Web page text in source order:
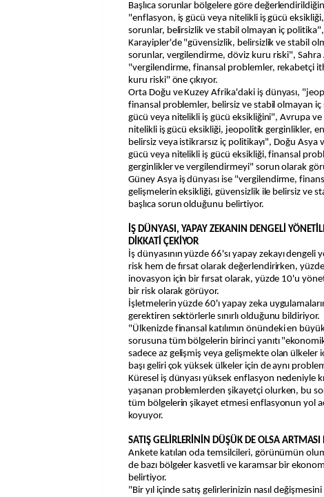
Başlıca sorunlar bölgelere göre
"enflasyon, iş gücü veya nitelikli iş gücü
sorunlar, belirsizlik ve stabil olmayan iç
Karayipler'de "güvensizlik, belirsizlik ve stabil
sorunlar, vergilendirme, döviz kuru riski", Sahra
"vergilendirme, finansal problemler, rekabetçi
kuru riski" öne çıkıyor.
Orta Doğu ve Kuzey Afrika'daki iş dünyası,
finansal problemler, belirsiz ve stabil olmayan
gücü veya nitelikli iş gücü eksikliğini", Avrupa
nitelikli iş gücü eksikliği, jeopolitik gerginlikler,
belirsiz veya istikrarsız iç politikayı", Doğu
gücü veya nitelikli iş gücü eksikliği, finansal
gerginlikler ve vergilendirmeyi" sorun olarak
Güney Asya iş dünyası ise "vergilendirme,
gelişmelerin eksikliği, güvensizlik ile belirsiz ve
başlıca sorun olduğunu belirtiyor.
İŞ DÜNYASI, YAPAY ZEKANIN DENGELİ
DİKKATİ ÇEKİYOR
İş dünyasının yüzde 66'sı yapay zekayı
risk hem de fırsat olarak değerlendirirken,
inovasyon için bir fırsat olarak, yüzde 10'u
bir risk olarak görüyor.
İşletmelerin yüzde 60'ı yapay zeka
gerektiren sektörlerle sınırlı olduğunu bildiriyor.
"Ülkenizde finansal katılımın önündeki en
sorusuna tüm bölgelerin birinci yanıtı
sadece az gelişmiş veya gelişmekte olan ülkeler
başı geliri çok yüksek ülkeler için de aynı
Küresel iş dünyası yüksek enflasyon nedeniyle
yaşanan problemlerden şikayetçi olurken, bu
tüm bölgelerin şikayet etmesi enflasyonun yol
koyuyor.
SATIŞ GELİRLERİNİN DÜŞÜK DE OLSA ARTMASI
Ankete katılan oda temsilcileri, görünümün
de bazı bölgeler kasvetli ve karamsar bir
belirtiyor.
"Bir yıl içinde satış gelirlerinizin nasıl